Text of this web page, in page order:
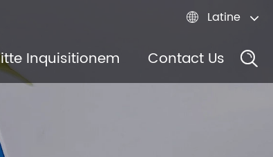
 Latine
Inquisitionem Contact Us